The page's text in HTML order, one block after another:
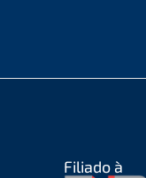
Filiado à